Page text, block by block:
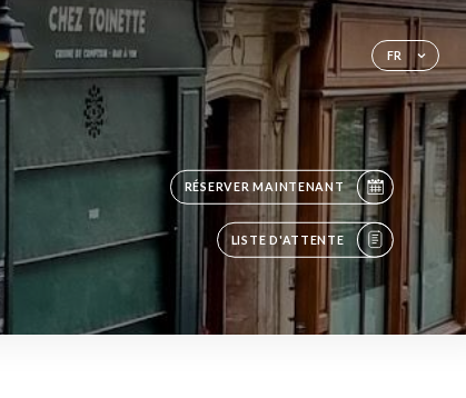
FR
RÉSERVER MAINTENANT
LISTE D'ATTENTE